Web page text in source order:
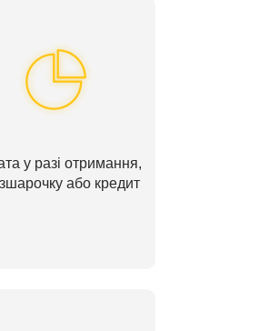
у разі отримання,
або кредит